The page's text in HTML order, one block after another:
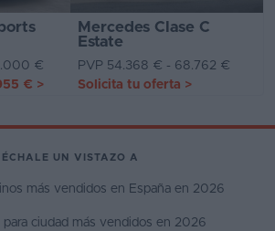
Mercedes Clase C
Estate
€
PVP 54.368 € - 68.762 €
€ > Solicita tu oferta >
ÉCHALE UN VISTAZO A
más vendidos en España en 2026
para ciudad más vendidos en 2026